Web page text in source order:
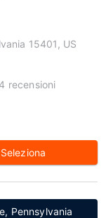
15401, US
recensioni
Seleziona
Pennsylvania